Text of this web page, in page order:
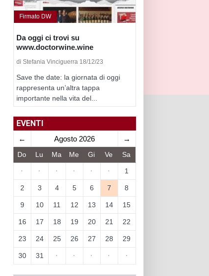
Firmato DW
Da oggi ci trovi su
www.doctorwine.wine
di Stefania Vinciguerra 18/12/23
Save the date: la giornata di oggi
rappresenta un’altra tappa
importante nella vita del...
EVENTI
← Agosto 2026 →
Do Lu Ma Me Gi Ve Sa
· · · · · · 1
2 3 4 5 6 7 8
9 10 11 12 13 14 15
16 17 18 19 20 21 22
23 24 25 26 27 28 29
30 31 · · · · ·